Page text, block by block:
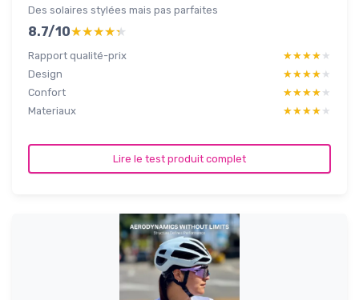
Des solaires stylées mais pas parfaites
8.7/10★★★★★
★★★★★
Rapport qualité-prix ★★★★★
★★★★★
Design
★★★★★
★★★★★
Confort
★★★★★
★★★★★
Materiaux
★★★★★
★★★★★
Lire le test produit complet